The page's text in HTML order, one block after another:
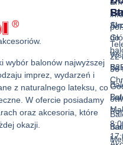
wybór balonów najwyższej
imprez, wydarzeń i
z naturalnego lateksu, co
W ofercie posiadamy
oraz akcesoria, które
okazji.
do
22
36